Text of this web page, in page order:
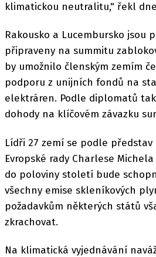
klimatickou neutralitu," řekl
Rakousko a Lucembursko jsou
připraveny na summitu
by umožnilo členským zemím
podporu z unijních fondů na
elektráren. Podle diplomatů
dohody na klíčovém závazku
Lídři 27 zemí se podle
Evropské rady Charlese
do poloviny století bude
všechny emise skleníkových
požadavkům některých států
zkrachovat.
Na klimatická vyjednávání